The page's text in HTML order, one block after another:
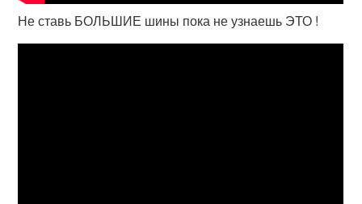
Не ставь БОЛЬШИЕ шины пока не узнаешь ЭТО !